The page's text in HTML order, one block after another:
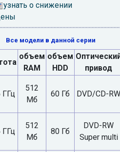
узнать о снижении
Все модели в данной серии
объем
RAM
объем
HDD
привод
ГГц
512
Мб
60 Гб DVD/CD-RW
ГГц
512
Мб
80 Гб
DVD-RW
Super multi